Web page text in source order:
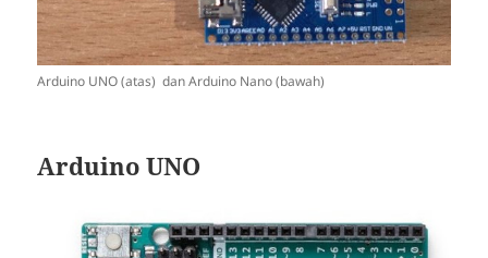
Arduino UNO (atas) dan Arduino Nano (bawah)
Arduino UNO